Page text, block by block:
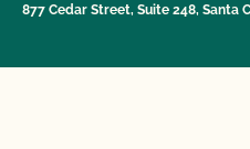
877 Cedar Street, Suite 248, Santa